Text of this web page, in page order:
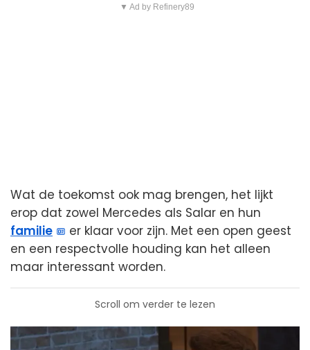
▼ Ad by Refinery89
Wat de toekomst ook mag brengen, het lijkt
erop dat zowel Mercedes als Salar en hun
familie
er klaar voor zijn. Met een open geest
en een respectvolle houding kan het alleen
maar interessant worden.
Scroll om verder te lezen